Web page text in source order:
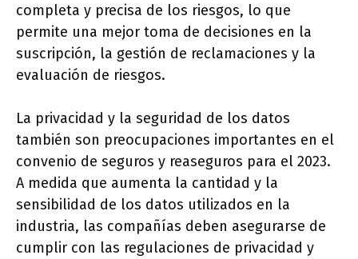
completa y precisa de los riesgos, lo que
permite una mejor toma de decisiones en la
suscripción, la gestión de reclamaciones y la
evaluación de riesgos.
La privacidad y la seguridad de los datos
también son preocupaciones importantes en el
convenio de seguros y reaseguros para el 2023.
A medida que aumenta la cantidad y la
sensibilidad de los datos utilizados en la
industria, las compañías deben asegurarse de
cumplir con las regulaciones de privacidad y